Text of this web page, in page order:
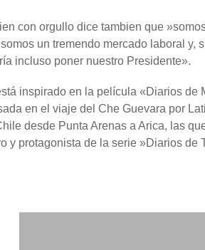
con orgullo dice tambien que
un tremendo mercado laboral y,
incluso poner nuestro Presidente».
inspirado en la película «Diarios de
en el viaje del Che Guevara por
desde Punta Arenas a Arica, las
y protagonista de la serie »Diarios de